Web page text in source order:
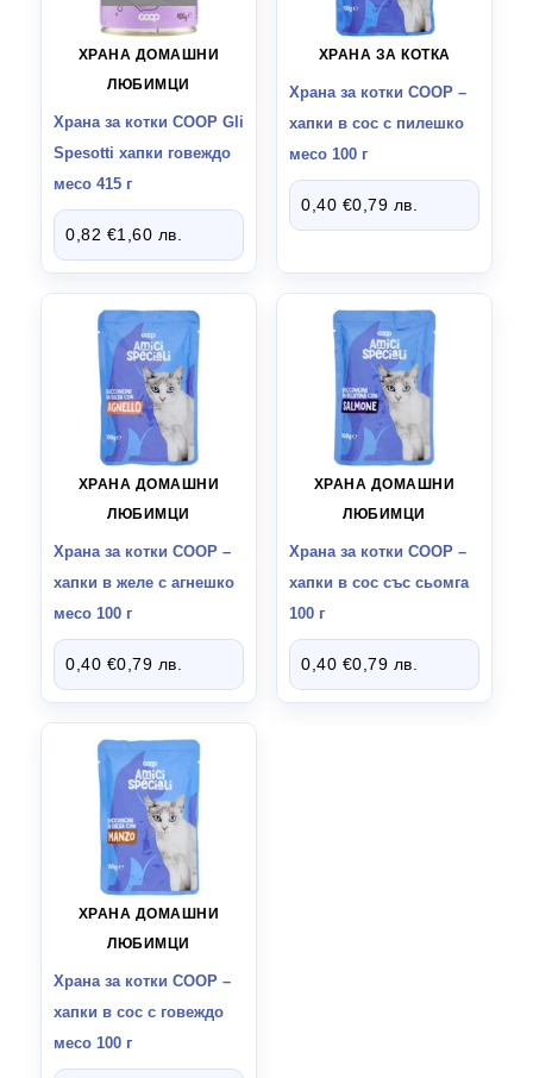
ХРАНА ДОМАШНИ
ЛЮБИМЦИ
Храна за котки СООР Gli
Spesotti хапки говеждо
месо 415 г
0,82 €1,60 лв.
ХРАНА ЗА КОТКА
Храна за котки СООР –
хапки в сос с пилешко
месо 100 г
0,40 €0,79 лв.
ХРАНА ДОМАШНИ
ЛЮБИМЦИ
Храна за котки СООР –
хапки в желе с агнешко
месо 100 г
0,40 €0,79 лв.
ХРАНА ДОМАШНИ
ЛЮБИМЦИ
Храна за котки СООР –
хапки в сос със сьомга
100 г
0,40 €0,79 лв.
ХРАНА ДОМАШНИ
ЛЮБИМЦИ
Храна за котки СООР –
хапки в сос с говеждо
месо 100 г